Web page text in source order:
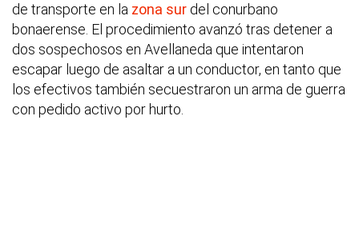
de transporte en la zona sur del conurbano
bonaerense. El procedimiento avanzó tras detener a
dos sospechosos en Avellaneda que intentaron
escapar luego de asaltar a un conductor, en tanto que
los efectivos también secuestraron un arma de guerra
con pedido activo por hurto.